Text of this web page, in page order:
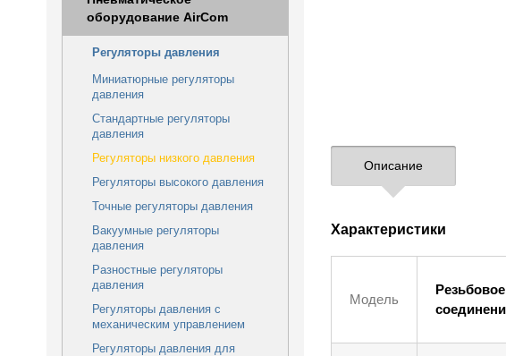
оборудование AirCom
Регуляторы давления
Миниатюрные регуляторы
давления
Стандартные регуляторы
давления
Регуляторы низкого давления
Регуляторы высокого давления
Точные регуляторы давления
Вакуумные регуляторы
давления
Разностные регуляторы
давления
Регуляторы давления с
механическим управлением
Регуляторы давления для
Описание
Характеристики
Модель
Резьбовое